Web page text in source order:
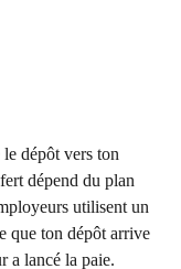
dépôt vers ton
dépend du plan
utilisent un
que ton dépôt arrive
a lancé la paie.